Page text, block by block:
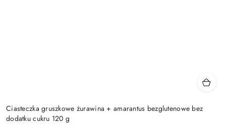
Ciasteczka gruszkowe żurawina + amarantus bezglutenowe bez
dodatku cukru 120 g